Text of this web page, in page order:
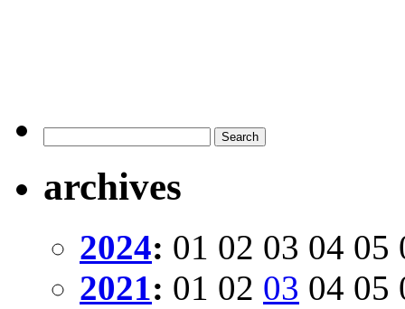
archives
2024: 01 02 03 04 05
2021: 01 02 03 04 05